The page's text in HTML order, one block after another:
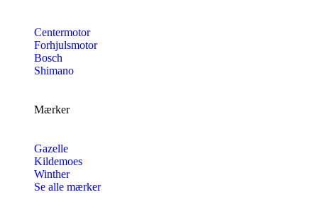
Centermotor
Forhjulsmotor
Bosch
Shimano
Mærker
Gazelle
Kildemoes
Winther
Se alle mærker